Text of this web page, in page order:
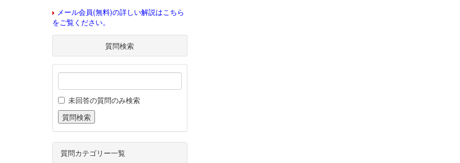
メール会員(無料)の詳しい解説はこちら
をご覧ください。
質問検索
未回答の質問のみ検索
質問カテゴリー一覧